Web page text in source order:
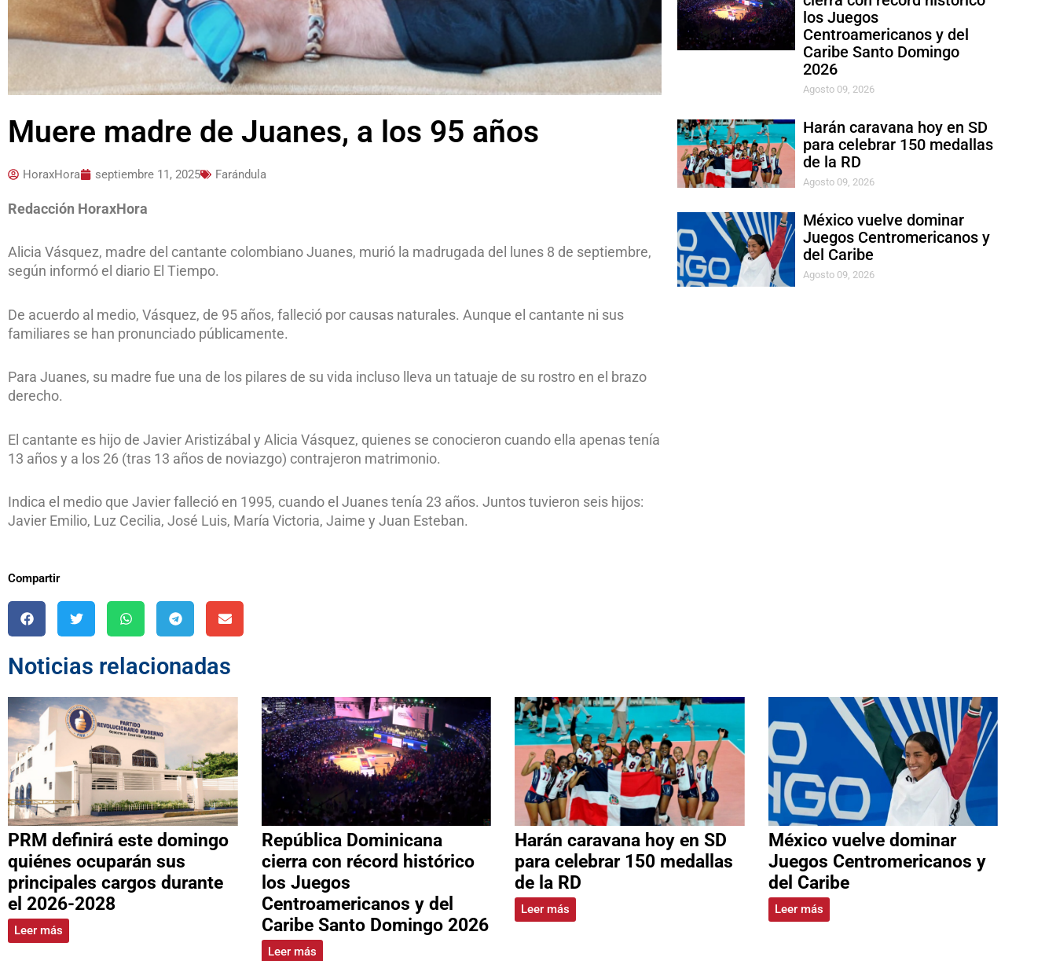
Muere madre de Juanes, a los 95 años
HoraxHora septiembre 11, 2025 Farándula
Redacción HoraxHora
Alicia Vásquez, madre del cantante colombiano Juanes, murió la madrugada del lunes 8 de septiembre,
según informó el diario El Tiempo.
De acuerdo al medio, Vásquez, de 95 años, falleció por causas naturales. Aunque el cantante ni sus
familiares se han pronunciado públicamente.
Para Juanes, su madre fue una de los pilares de su vida incluso lleva un tatuaje de su rostro en el brazo
derecho.
El cantante es hijo de Javier Aristizábal y Alicia Vásquez, quienes se conocieron cuando ella apenas tenía
13 años y a los 26 (tras 13 años de noviazgo) contrajeron matrimonio.
Indica el medio que Javier falleció en 1995, cuando el Juanes tenía 23 años. Juntos tuvieron seis hijos:
Javier Emilio, Luz Cecilia, José Luis, María Victoria, Jaime y Juan Esteban.
Compartir
los Juegos
Centroamericanos y del
Caribe Santo Domingo
2026
Agosto 09, 2026
Harán caravana hoy en SD
para celebrar 150 medallas
de la RD
Agosto 09, 2026
México vuelve dominar
Juegos Centromericanos y
del Caribe
Agosto 09, 2026
Noticias relacionadas
PRM definirá este domingo
quiénes ocuparán sus
principales cargos durante
el 2026-2028
Leer más
República Dominicana
cierra con récord histórico
los Juegos
Centroamericanos y del
Caribe Santo Domingo 2026
Leer más
Harán caravana hoy en SD
para celebrar 150 medallas
de la RD
Leer más
México vuelve dominar
Juegos Centromericanos y
del Caribe
Leer más